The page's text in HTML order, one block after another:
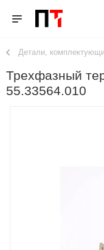
Детали,
Трехфазный
55.33564.010